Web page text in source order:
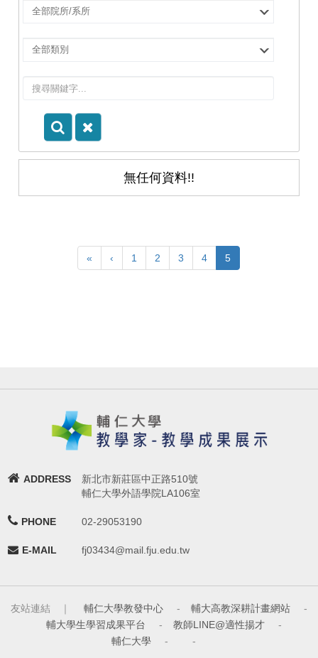
選
所/
所
選
別
無任何資料!!
« ‹ 1 2 3 4 5
ADDRESS
新北市新莊區中正路510號
輔仁大學外語學院LA106室
PHONE 02-29053190
E-MAIL fj03434@mail.fju.edu.tw
友站連結 ｜ 輔仁大學教發中心 - 輔大高教深耕計畫網站
-
輔大學生學習成果平台
- 教師LINE@適性揚才
-
輔仁大學
- -